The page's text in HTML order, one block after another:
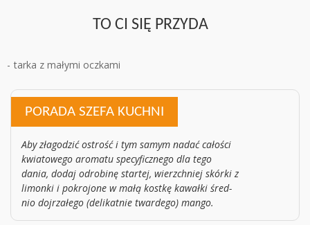
TO CI SIĘ PRZYDA
tarka z małymi oczkami
PORADA SZEFA KUCHNI
Aby zła­go­dzić ostrość i tym samym nadać cało­ści
kwia­to­wego aro­matu spe­cy­ficz­nego dla tego
dania, dodaj odro­binę star­tej, wierzch­niej skórki z
limonki i pokro­jone w małą kostkę kawałki śred­
nio doj­rza­łego (deli­kat­nie twar­dego) mango.